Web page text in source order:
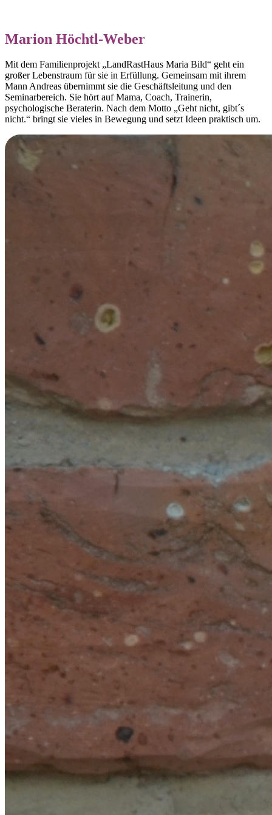
Marion Höchtl-Weber
Mit dem Familienprojekt „LandRastHaus Maria Bild“ geht ein
großer Lebenstraum für sie in Erfüllung. Gemeinsam mit ihrem
Mann Andreas übernimmt sie die Geschäftsleitung und den
Seminarbereich. Sie hört auf Mama, Coach, Trainerin,
psychologische Beraterin. Nach dem Motto „Geht nicht, gibt´s
nicht.“ bringt sie vieles in Bewegung und setzt Ideen praktisch um.